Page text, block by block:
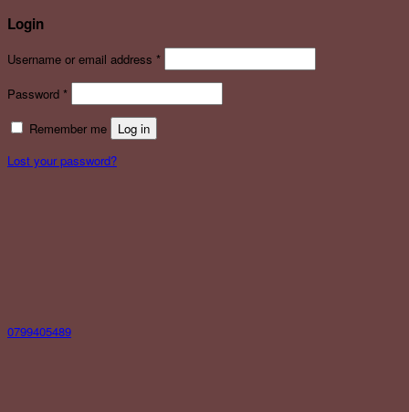
Login
Username or email address *
Password *
Remember me
Log in
Lost your password?
0799405489